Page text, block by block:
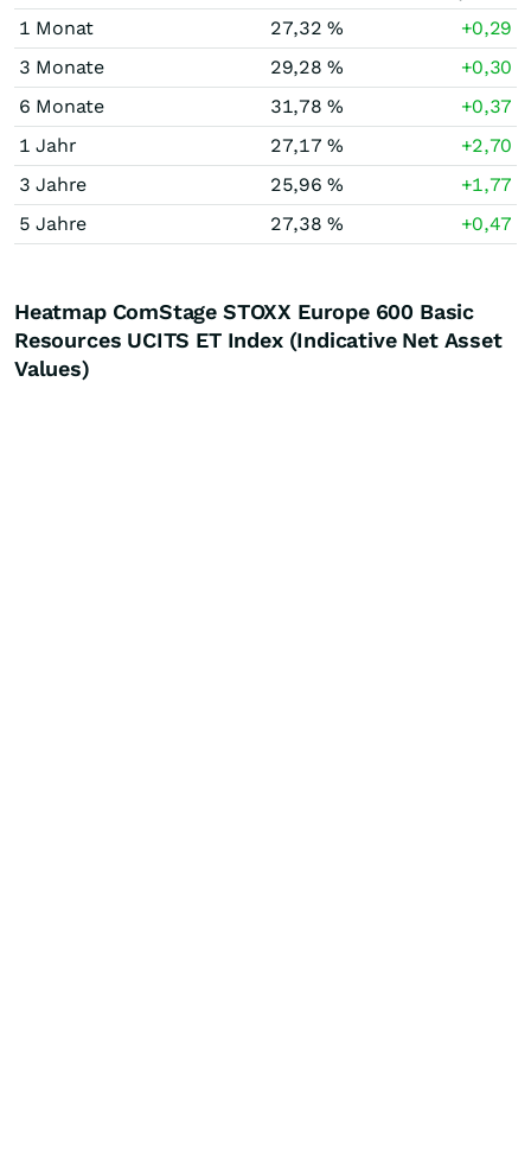
1 Monat 27,32 %
+0,29
3 Monate
29,28 %
+0,30
6 Monate
31,78 %
+0,37
1 Jahr
27,17 %
+2,70
3 Jahre
25,96 %
+1,77
5 Jahre
27,38 % +0,47
Heatmap ComStage STOXX Europe 600 Basic
Resources UCITS ET Index (Indicative Net Asset
Values)